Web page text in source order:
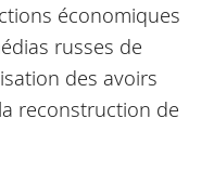
économiques
russes de
des avoirs
reconstruction de